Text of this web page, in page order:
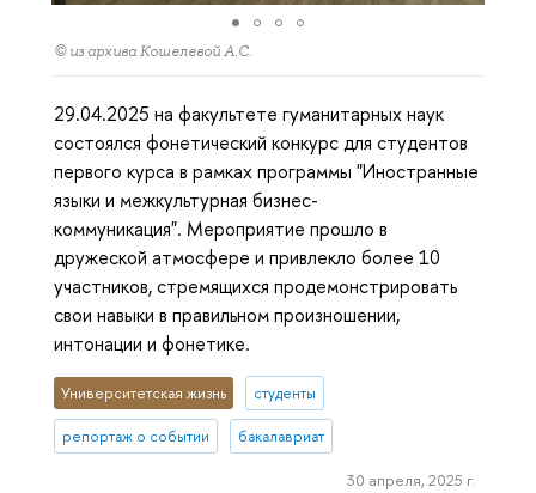
© из архива Кошелевой А.С.
29.04.2025 на факультете гуманитарных наук
состоялся фонетический конкурс для студентов
первого курса в рамках программы "Иностранные
языки и межкультурная бизнес-
коммуникация". Мероприятие прошло в
дружеской атмосфере и привлекло более 10
участников, стремящихся продемонстрировать
свои навыки в правильном произношении,
интонации и фонетике.
Университетская жизнь студенты
репортаж о событии бакалавриат
30 апреля, 2025 г.